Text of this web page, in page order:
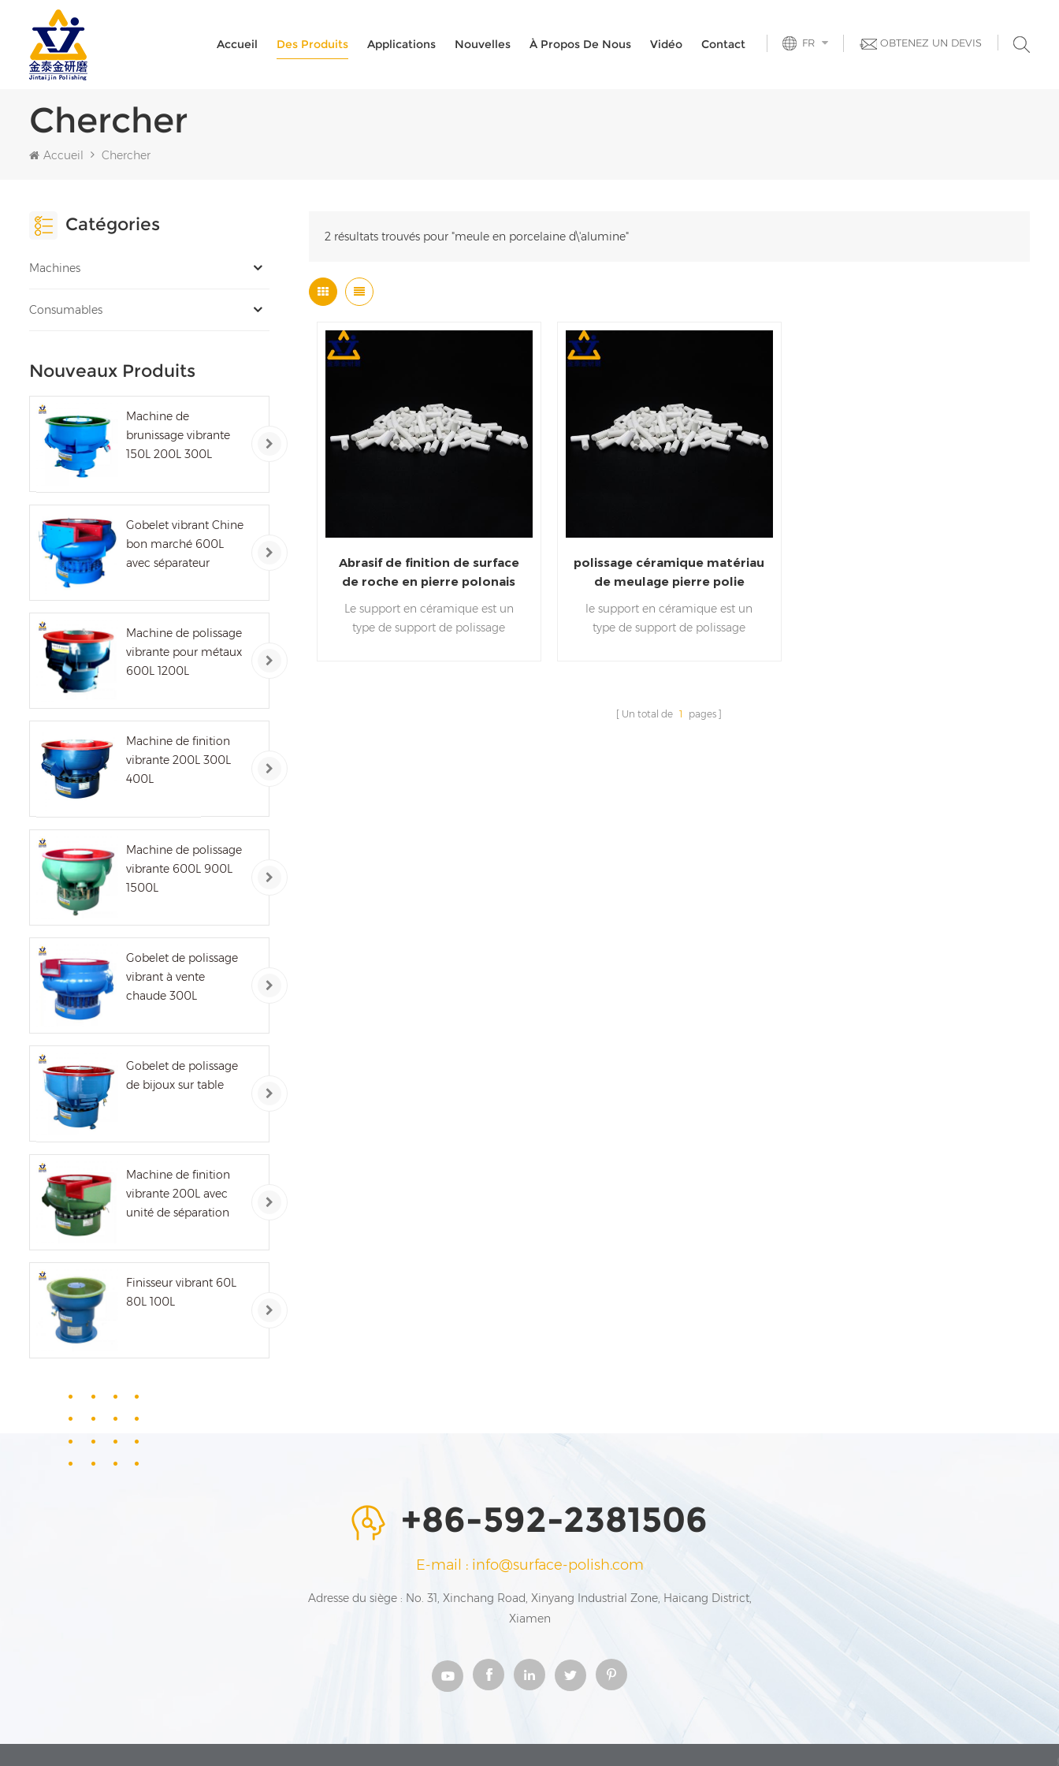
OBTENEZ UN DEVIS
FR
Accueil Des Produits Applications Nouvelles À Propos De Nous Vidéo Contact
Chercher
Accueil Chercher
Catégories
Machines
Consumables
Nouveaux Produits
Machine de
brunissage vibrante
150L 200L 300L
Gobelet vibrant Chine
bon marché 600L
avec séparateur
Machine de polissage
vibrante pour métaux
600L 1200L
Machine de finition
vibrante 200L 300L
400L
Machine de polissage
vibrante 600L 900L
1500L
Gobelet de polissage
vibrant à vente
chaude 300L
Gobelet de polissage
de bijoux sur table
Machine de finition
vibrante 200L avec
unité de séparation
Finisseur vibrant 60L
80L 100L
2 résultats trouvés pour "meule en porcelaine d\'alumine"
Abrasif de finition de surface
de roche en pierre polonais
de matériel de meulage en
céramique de polissage
Le support en céramique est un
type de support de polissage
polissage céramique matériau
de meulage pierre polie
finition de surface de roche
abrasif
le support en céramique est un
type de support de polissage
est fine et dure, nous avons produit
Un total de 1 pages
+86-592-2381506
E-mail : info@surface-polish.com
Adresse du siège : No. 31, Xinchang Road, Xinyang Industrial Zone, Haicang District,
Xiamen